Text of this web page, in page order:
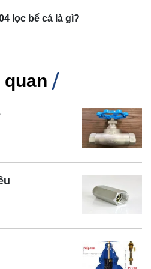
lọc bể cá là gì?